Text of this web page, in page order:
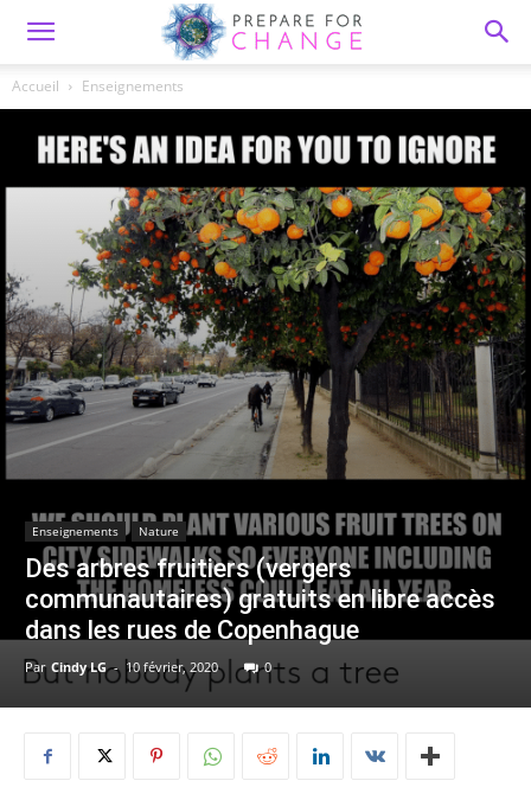
Accueil Enseignements
Enseignements Nature
Des arbres fruitiers (vergers
communautaires) gratuits en libre accès
dans les rues de Copenhague
Par Cindy LG - 10 février, 2020 0